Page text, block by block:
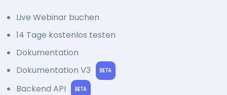
Live Webinar buchen
14 Tage kostenlos testen
Dokumentation
Dokumentation V3
BETA
Backend API BETA